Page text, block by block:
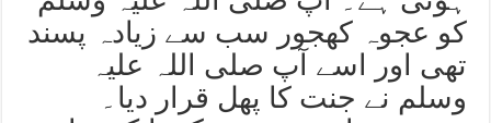
کو عجوہ کھجور سب سے زیادہ پسند
تھی اور اسے آپ صلی اللہ علیہ
وسلم نے جنت کا پھل قرار دیا۔